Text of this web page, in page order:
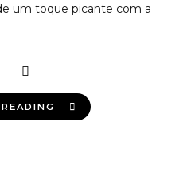
um toque picante com a